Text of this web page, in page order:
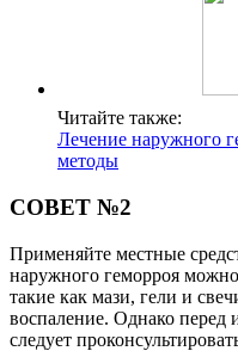
Читайте также:
Лечение наружного
методы
СОВЕТ №2
Применяйте местные
наружного геморроя можно
такие как мази, гели и
воспаление. Однако перед
следует